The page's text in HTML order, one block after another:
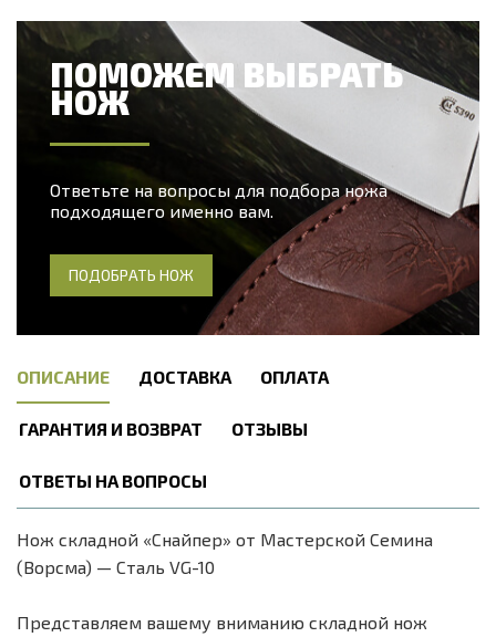
ПОМОЖЕМ ВЫБРАТЬ
НОЖ
Ответьте на вопросы для подбора ножа
подходящего именно вам.
ПОДОБРАТЬ НОЖ
ОПИСАНИЕ ДОСТАВКА ОПЛАТА
ГАРАНТИЯ И ВОЗВРАТ ОТЗЫВЫ
ОТВЕТЫ НА ВОПРОСЫ
Нож складной «Снайпер» от Мастерской Семина
(Ворсма) — Сталь VG-10
Представляем вашему вниманию складной нож